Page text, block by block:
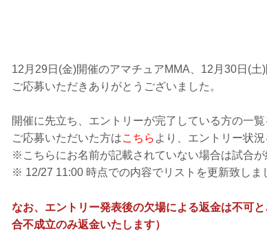
12月29日(金)開催のアマチュアMMA、12月30日(
ご応募いただきありがとうございました。
開催に先立ち、エントリーが完了している方の一覧
ご応募いただいた方はこちら より、エントリー状
※こちらにお名前が記載されていない場合は試合が
※ 12/27 11:00 時点での内容でリストを更新致しま
なお、エントリー発表後の欠場による返金は不可
合不成立のみ返金いたします）